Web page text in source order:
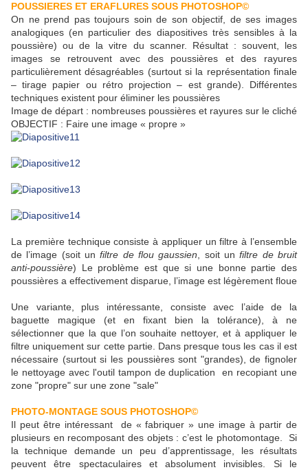
POUSSIERES ET ERAFLURES SOUS PHOTOSHOP©
On ne prend pas toujours soin de son objectif, de ses images
analogiques (en particulier des diapositives très sensibles à la
poussière) ou de la vitre du scanner. Résultat : souvent, les
images se retrouvent avec des poussières et des rayures
particulièrement désagréables (surtout si la représentation finale
– tirage papier ou rétro projection – est grande). Différentes
techniques existent pour éliminer les poussières
Image de départ : nombreuses poussières et rayures sur le cliché
OBJECTIF : Faire une image « propre »
La première technique consiste à appliquer un filtre à l’ensemble
de l’image (soit un filtre de flou gaussien , soit unfiltre de bruit
anti-poussière) Le problème est que si une bonne partie des
poussières a effectivement disparue, l’image est légèrement floue
Une variante, plus intéressante, consiste avec l’aide de la
baguette magique (et en fixant bien la tolérance), à ne
sélectionner que la que l’on souhaite nettoyer, et à appliquer le
filtre uniquement sur cette partie. Dans presque tous les cas il est
nécessaire (surtout si les poussières sont "grandes), de fignoler
le nettoyage avec l'outil tampon de duplication en recopiant une
zone "propre" sur une zone "sale"
PHOTO-MONTAGE SOUS PHOTOSHOP©
Il peut être intéressant de « fabriquer » une image à partir de
plusieurs en recomposant des objets : c’est le photomontage. Si
la technique demande un peu d’apprentissage, les résultats
peuvent être spectaculaires et absolument invisibles. Si le